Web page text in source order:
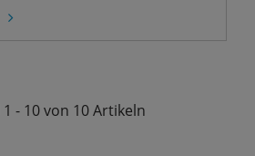
1 - 10 von 10Artikeln